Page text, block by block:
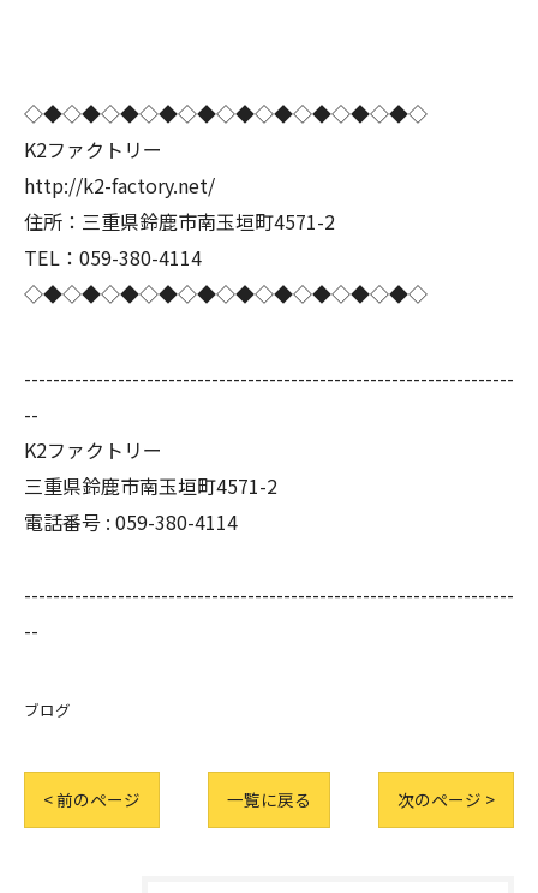
◇◆◇◆◇◆◇◆◇◆◇◆◇◆◇◆◇◆◇◆◇
K2ファクトリー
http://k2-factory.net/
住所：三重県鈴鹿市南玉垣町4571-2
TEL：059-380-4114
◇◆◇◆◇◆◇◆◇◆◇◆◇◆◇◆◇◆◇◆◇
--------------------------------------------------------------------
--
K2ファクトリー
三重県鈴鹿市南玉垣町4571-2
電話番号 : 059-380-4114
--------------------------------------------------------------------
--
ブログ
< 前のページ 一覧に戻る 次のページ >